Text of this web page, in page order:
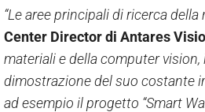
“Le aree principali di ricerca della
Center Director di Antares
materiali e della computer
dimostrazione del suo costante
ad esempio il progetto “Smart